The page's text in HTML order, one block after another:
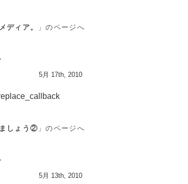
ディア。 」のページへ
5月 17th, 2010
しょう② 」のページへ
5月 13th, 2010